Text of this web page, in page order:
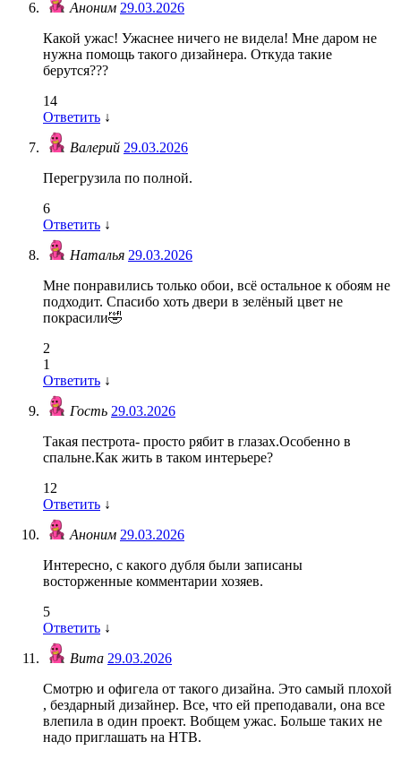
Аноним 29.03.2026
Какой ужас! Ужаснее ничего не видела! Мне даром не
нужна помощь такого дизайнера. Откуда такие
берутся???
14
Ответить ↓
Валерий 29.03.2026
Перегрузила по полной.
6
Ответить ↓
Наталья 29.03.2026
Мне понравились только обои, всё остальное к обоям не
подходит. Спасибо хоть двери в зелёный цвет не
покрасили🤣
2
1
Ответить ↓
Гость 29.03.2026
Такая пестрота- просто рябит в глазах.Особенно в
спальне.Как жить в таком интерьере?
12
Ответить ↓
Аноним 29.03.2026
Интересно, с какого дубля были записаны
восторженные комментарии хозяев.
5
Ответить ↓
Вита 29.03.2026
Смотрю и офигела от такого дизайна. Это самый плохой
, бездарный дизайнер. Все, что ей преподавали, она все
влепила в один проект. Вобщем ужас. Больше таких не
надо приглашать на НТВ.